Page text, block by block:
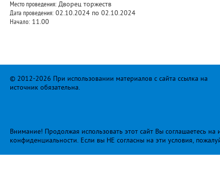
Место проведения: Дворец торжеств
Дата проведения: 02.10.2024 по 02.10.2024
Начало: 11.00
© 2012-2026 При использовании материалов с сайта ссылка на
источник обязательна.
Внимание! Продолжая использовать этот сайт Вы соглашаетесь
конфиденциальности. Если вы НЕ согласны на эти условия,